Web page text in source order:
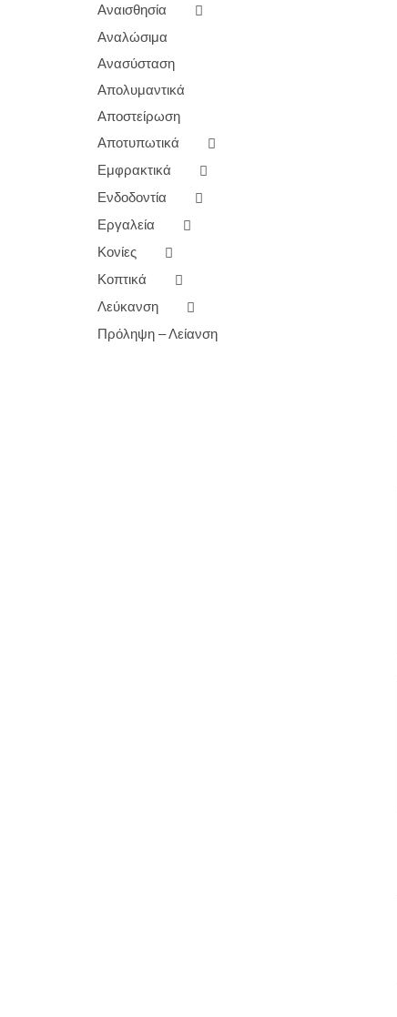
Αναισθησία
Αναλώσιμα
Ανασύσταση
Απολυμαντικά
Αποστείρωση
Αποτυπωτικά
Εμφρακτικά
Ενδοδοντία
Εργαλεία
Κονίες
Κοπτικά
Λεύκανση
Πρόληψη – Λείανση